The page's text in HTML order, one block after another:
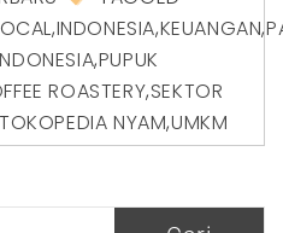
,INDONESIA,KEUANGAN,
,PUPUK
ROASTERY,SEKTOR
TOKOPEDIA NYAM,UMKM